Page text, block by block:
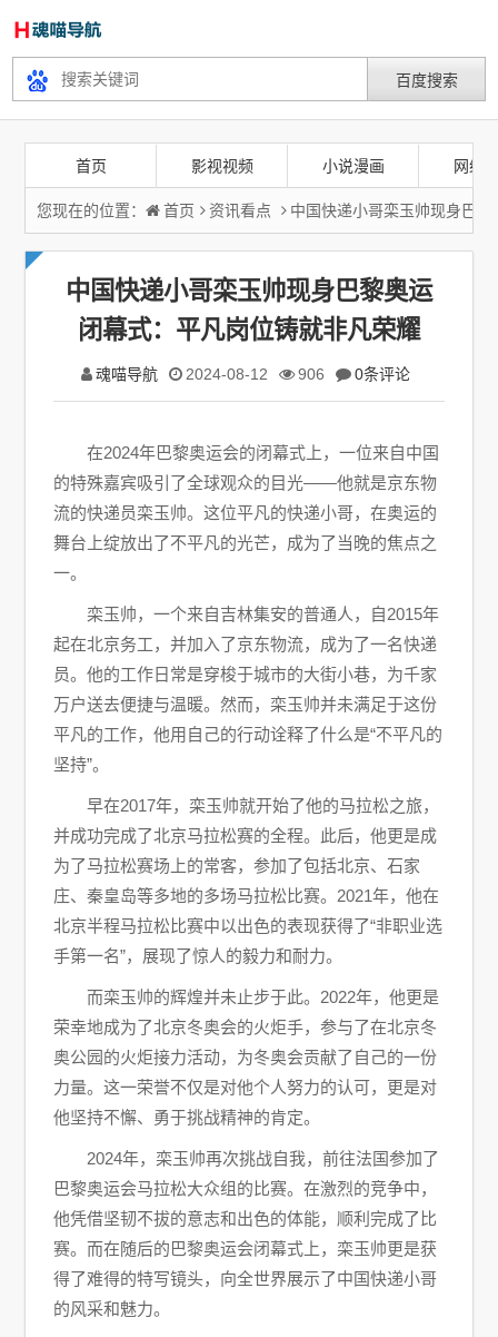
首页 影视视频 小说漫画 网络
您现在的位置： 首页 资讯看点 中国快递小哥栾玉帅现身巴
中国快递小哥栾玉帅现身巴黎奥运
闭幕式：平凡岗位铸就非凡荣耀
魂喵导航 2024-08-12 906 0条评论
在2024年巴黎奥运会的闭幕式上，一位来自中国
的特殊嘉宾吸引了全球观众的目光——他就是京东物
流的快递员栾玉帅。这位平凡的快递小哥，在奥运的
舞台上绽放出了不平凡的光芒，成为了当晚的焦点之
一。
栾玉帅，一个来自吉林集安的普通人，自2015年
起在北京务工，并加入了京东物流，成为了一名快递
员。他的工作日常是穿梭于城市的大街小巷，为千家
万户送去便捷与温暖。然而，栾玉帅并未满足于这份
平凡的工作，他用自己的行动诠释了什么是“不平凡的
坚持”。
早在2017年，栾玉帅就开始了他的马拉松之旅，
并成功完成了北京马拉松赛的全程。此后，他更是成
为了马拉松赛场上的常客，参加了包括北京、石家
庄、秦皇岛等多地的多场马拉松比赛。2021年，他在
北京半程马拉松比赛中以出色的表现获得了“非职业选
手第一名”，展现了惊人的毅力和耐力。
而栾玉帅的辉煌并未止步于此。2022年，他更是
荣幸地成为了北京冬奥会的火炬手，参与了在北京冬
奥公园的火炬接力活动，为冬奥会贡献了自己的一份
力量。这一荣誉不仅是对他个人努力的认可，更是对
他坚持不懈、勇于挑战精神的肯定。
2024年，栾玉帅再次挑战自我，前往法国参加了
巴黎奥运会马拉松大众组的比赛。在激烈的竞争中，
他凭借坚韧不拔的意志和出色的体能，顺利完成了比
赛。而在随后的巴黎奥运会闭幕式上，栾玉帅更是获
得了难得的特写镜头，向全世界展示了中国快递小哥
的风采和魅力。